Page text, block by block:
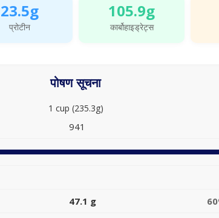
23.5g
प्रोटीन
105.9g
कार्बोहाइड्रेट्स
पोषण सूचना
1 cup (235.3g)
941
47.1 g